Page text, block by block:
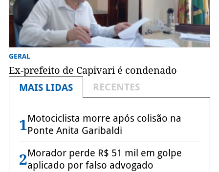
GERAL
Ex-prefeito de Capivari é condenado
MAIS LIDAS
RECENTES
1Motociclista morre após colisão na
Ponte Anita Garibaldi
2Morador perde R$ 51 mil em golpe
aplicado por falso advogado